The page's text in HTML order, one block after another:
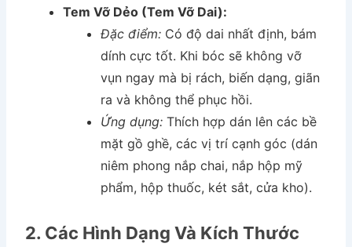
Tem Vỡ Dẻo (Tem Vỡ Dai):
Đặc điểm: Có độ dai nhất định, bám
dính cực tốt. Khi bóc sẽ không vỡ
vụn ngay mà bị rách, biến dạng, giãn
ra và không thể phục hồi.
Ứng dụng: Thích hợp dán lên các bề
mặt gồ ghề, các vị trí cạnh góc (dán
niêm phong nắp chai, nắp hộp mỹ
phẩm, hộp thuốc, két sắt, cửa kho).
2. Các Hình Dạng Và Kích Thước